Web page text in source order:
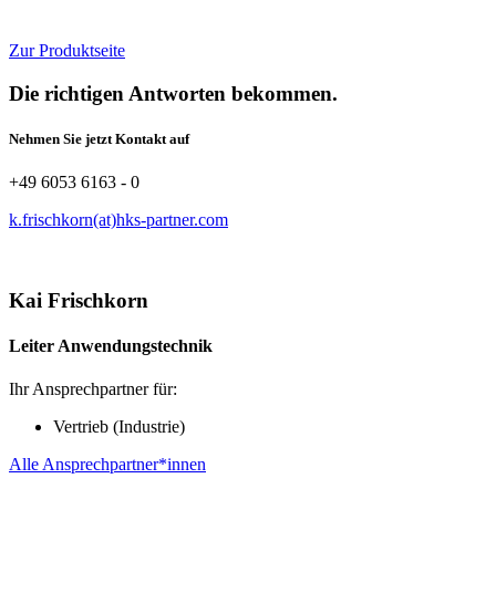
Zur Produktseite
Die richtigen Antworten bekommen.
Nehmen Sie jetzt Kontakt auf
+49 6053 6163 - 0
k.frischkorn(at)hks-partner.com
Kai Frischkorn
Leiter Anwendungstechnik
Ihr Ansprechpartner für:
Vertrieb (Industrie)
Alle Ansprechpartner*innen